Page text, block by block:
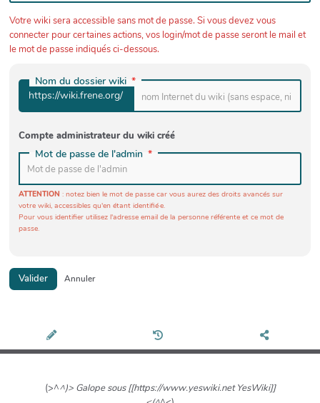
Votre wiki sera accessible sans mot de passe. Si vous devez vous
connecter pour certaines actions, vos login/mot de passe seront le mail et
le mot de passe indiqués ci-dessous.
Nom du dossier wiki
https://wiki.frene.org/
Compte administrateur du wiki créé
Mot de passe de l'admin
ATTENTION : notez bien le mot de passe car vous aurez des droits avancés sur
votre wiki, accessibles qu'en étant identifié·e.
Pour vous identifier utilisez l'adresse email de la personne référente et ce mot de
passe.
Valider Annuler
(>^^)> Galope sous [[https://www.yeswiki.net YesWiki]]